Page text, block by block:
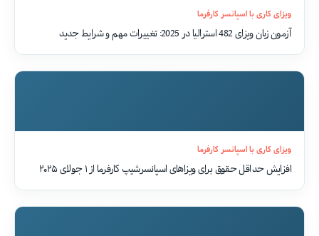
ویزای کاری با اسپانسر کارفرما
آزمون‌ زبان ویزای 482 استرالیا در 2025: تغییرات مهم و شرایط جدید
ویزای کاری با اسپانسر کارفرما
افزایش حداقل حقوق برای ویزاهای اسپانسرشیپ کارفرما از ۱ جولای ۲۰۲۵